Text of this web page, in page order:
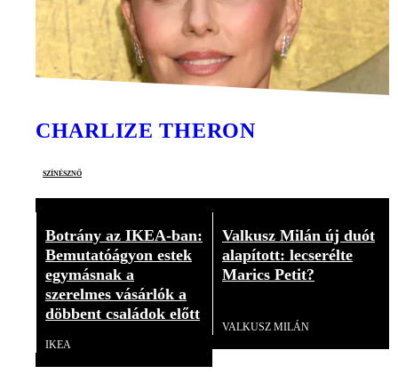
CHARLIZE THERON
színésznő
Botrány az IKEA-ban:
Bemutatóágyon estek
egymásnak a
szerelmes vásárlók a
döbbent családok előtt
IKEA
Valkusz Milán új duót
alapított: lecserélte
Marics Petit?
VALKUSZ MILÁN